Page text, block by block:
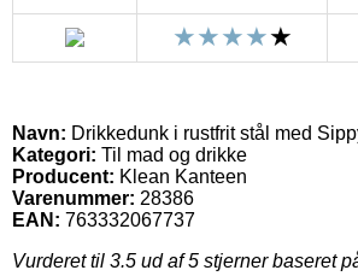
Navn: Drikkedunk i rustfrit stål med
Kategori: Til mad og drikke
Producent: Klean Kanteen
Varenummer: 28386
EAN: 763332067737
Vurderet til 3.5 ud af 5 stjerner baseret